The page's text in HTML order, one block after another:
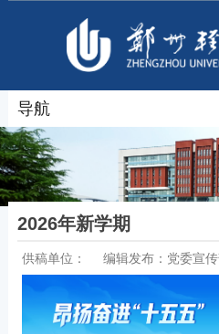
导航
2026年新学期
供稿单位： 编辑发布：党委宣